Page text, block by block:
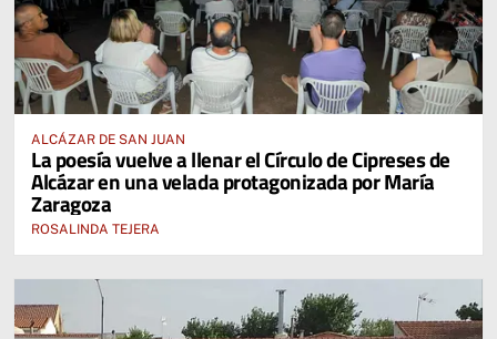
ALCÁZAR DE SAN JUAN
La poesía vuelve a llenar el Círculo de Cipreses de
Alcázar en una velada protagonizada por María
Zaragoza
ROSALINDA TEJERA